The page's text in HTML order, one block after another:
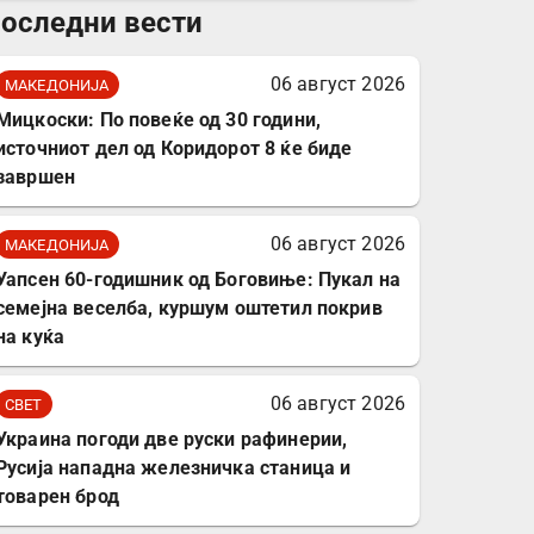
комплет за заштита на
вести
МАКЕДОНИЈА
06 август 2026
По повеќе од 30 години,
дел од Коридорот 8 ќе биде
МАКЕДОНИЈА
06 август 2026
60-годишник од Боговиње: Пукал на
веселба, куршум оштетил покрив
куќа
СВЕТ
06 август 2026
погоди две руски рафинерии,
нападна железничка станица и
брод